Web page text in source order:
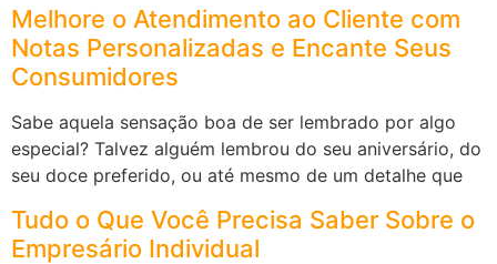
Melhore o Atendimento ao Cliente com
Notas Personalizadas e Encante Seus
Consumidores
Sabe aquela sensação boa de ser lembrado por algo
especial? Talvez alguém lembrou do seu aniversário, do
seu doce preferido, ou até mesmo de um detalhe que
Tudo o Que Você Precisa Saber Sobre o
Empresário Individual